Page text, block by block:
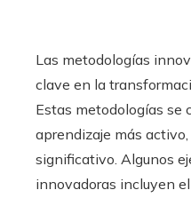
Las metodologías
clave en la
Estas metodologías se
aprendizaje más
significativo. Algunos
innovadoras incluyen